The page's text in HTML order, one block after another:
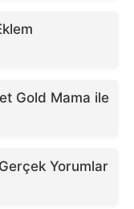
Gold Mama ile
Yorumlar